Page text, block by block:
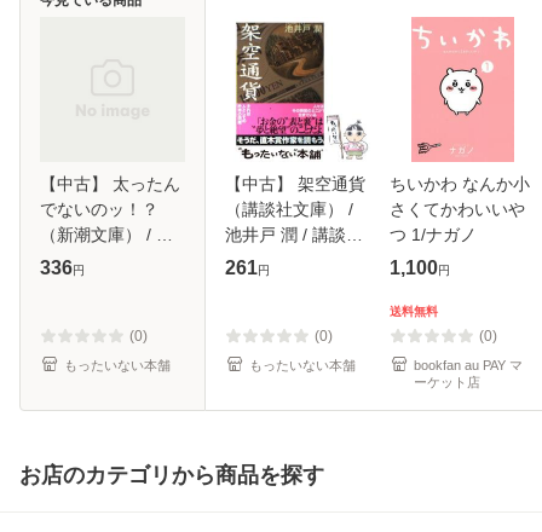
【中古】 太ったん
でないのッ！？
（新潮文庫） / 檀
ふみ、 阿川 佐和子
336円
(0)
もったいない本舗
【中古】 架空通貨
（講談社文庫） /
池井戸 潤 / 講談社
[文庫]【メール便送
261円
(0)
もったいない本舗
ちいかわ なんか小
さくてかわいいや
つ 1/ナガノ
1,100円
送料無料
(0)
bookfan au PAY マ
ーケット店
お店のカテゴリから商品を探す